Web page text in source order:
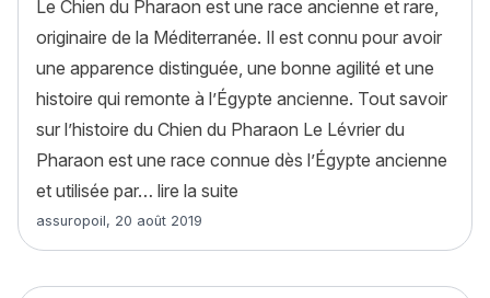
Le Chien du Pharaon est une race ancienne et rare,
originaire de la Méditerranée. Il est connu pour avoir
une apparence distinguée, une bonne agilité et une
histoire qui remonte à l’Égypte ancienne. Tout savoir
sur l’histoire du Chien du Pharaon Le Lévrier du
Pharaon est une race connue dès l’Égypte ancienne
et utilisée par… lire la suite
Article rédigé par
assuropoil, 20 août 2019